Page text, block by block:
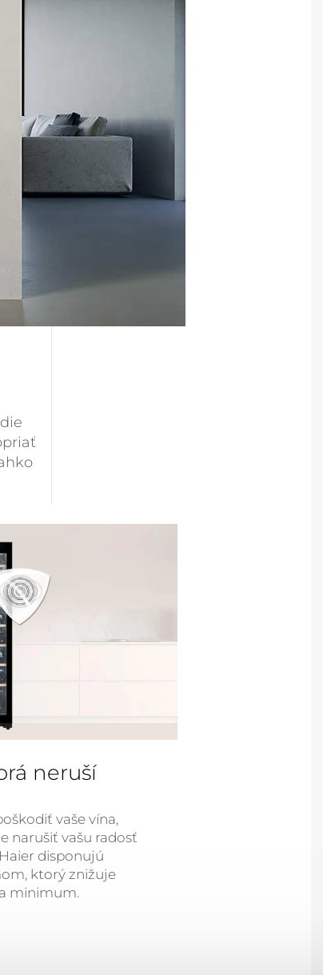
neruší
vaše vína,
narušiť vašu radosť
disponujú
ktorý znižuje
minimum.